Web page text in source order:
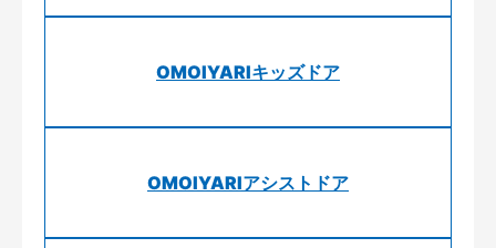
OMOIYARIキッズドア
OMOIYARIアシストドア